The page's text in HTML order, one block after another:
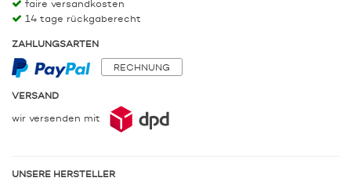
faire versandkosten
14 tage rückgaberecht
ZAHLUNGSARTEN
RECHNUNG
VERSAND
wir versenden mit
UNSERE HERSTELLER